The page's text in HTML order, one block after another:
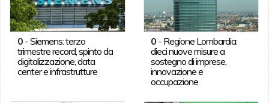
0-Siemens: terzo
trimestre record, spinto da
digitalizzazione, data
center e infrastrutture
0 - Regione Lombardia:
dieci nuove misure a
sostegno di imprese,
innovazione e
occupazione